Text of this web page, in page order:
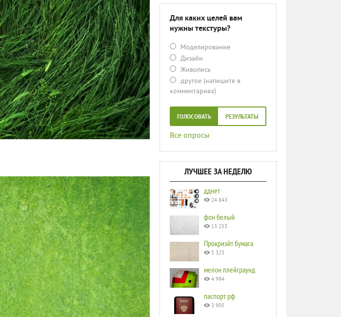
Для каких целей вам
нужны текстуры?
Моделирование
Дизайн
Живопись
другое (напишите в
комментариях)
ГОЛОСОВАТЬ РЕЗУЛЬТАТЫ
Все опросы
ЛУЧШЕЕ ЗА НЕДЕЛЮ
дднет
24 843
фон белый
13 253
Прокриэйт бумага
5 323
мелон плейграунд
4 994
паспорт рф
3 905